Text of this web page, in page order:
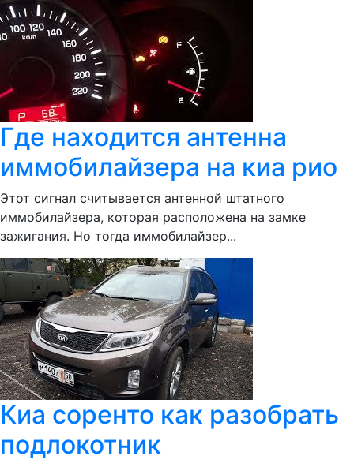
Где находится антенна
иммобилайзера на киа рио
Этот сигнал считывается антенной штатного
иммобилайзера, которая расположена на замке
зажигания. Но тогда иммобилайзер...
Киа соренто как разобрать
подлокотник